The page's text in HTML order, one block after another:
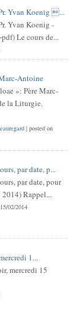
Yvan Koenig ...
Yvan Koenig -
Le cours de...
Antoine
»: Père Marc-
la Liturgie.
| posted on
par date, p...
par date, pour
Rappel...
02/2014
1...